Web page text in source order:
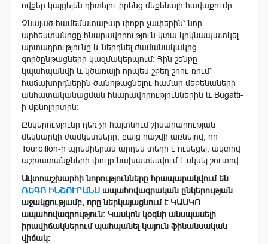
ովքեր կայցելեն դիտելու իրենց մեքենայի հավաքումը։
Չնայած համեմատաբար փոքր չափերին՝ նոր
արհեստանոցը հնարավորություն կտա կրկնապատկել
արտադրությունը և ներդնել ժամանակակից
գործընթացների կազմակերպում։ Հին շենքը
կպահպանվի և կծառայի որպես շքեղ շոու-ռում՝
հաճախորդներին ծանոթացնելու համար մեքենաների
անհատականացման հնարավորություններին և Bugatti-
ի մթնոլորտին։
Ընկերությունը դեռ չի հայտնում շինարարության
մեկնարկի ժամկետները, բայց հաշվի առնելով, որ
Tourbillon-ի պրեմիերան արդեն տեղի է ունեցել, ակտիվ
աշխատանքների փուլը նախատեսվում է սկսել շուտով։
Ավտոաշխարհի նորությունները հրապարակվում են
ՌԵԳՈ ԻՆՇՈՒՐԱՆՍ ապահովագրական ընկերության
աջակցությամբ, որը ներկայացնում է ԿԱՍԿՈ
ապահովագրություն։ Կասկոն կօգնի անսպասելի
իրավիճակներում պահպանել կայուն ֆինանսական
վիճակ։